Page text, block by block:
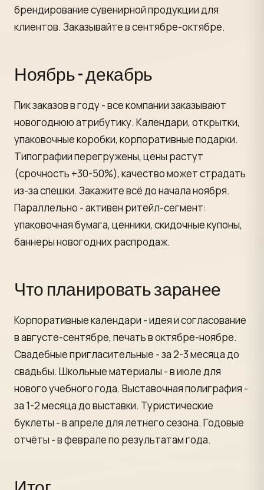
брендирование сувенирной продукции для
клиентов. Заказывайте в сентябре-октябре.
Ноябрь - декабрь
Пик заказов в году - все компании заказывают
новогоднюю атрибутику. Календари, открытки,
упаковочные коробки, корпоративные подарки.
Типографии перегружены, цены растут
(срочность +30-50%), качество может страдать
из-за спешки. Закажите всё до начала ноября.
Параллельно - активен ритейл-сегмент:
упаковочная бумага, ценники, скидочные купоны,
баннеры новогодних распродаж.
Что планировать заранее
Корпоративные календари - идея и согласование
в августе-сентябре, печать в октябре-ноябре.
Свадебные пригласительные - за 2-3 месяца до
свадьбы. Школьные материалы - в июле для
нового учебного года. Выставочная полиграфия -
за 1-2 месяца до выставки. Туристические
буклеты - в апреле для летнего сезона. Годовые
отчёты - в феврале по результатам года.